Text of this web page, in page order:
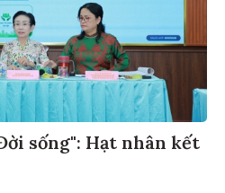
sống": Hạt nhân kết